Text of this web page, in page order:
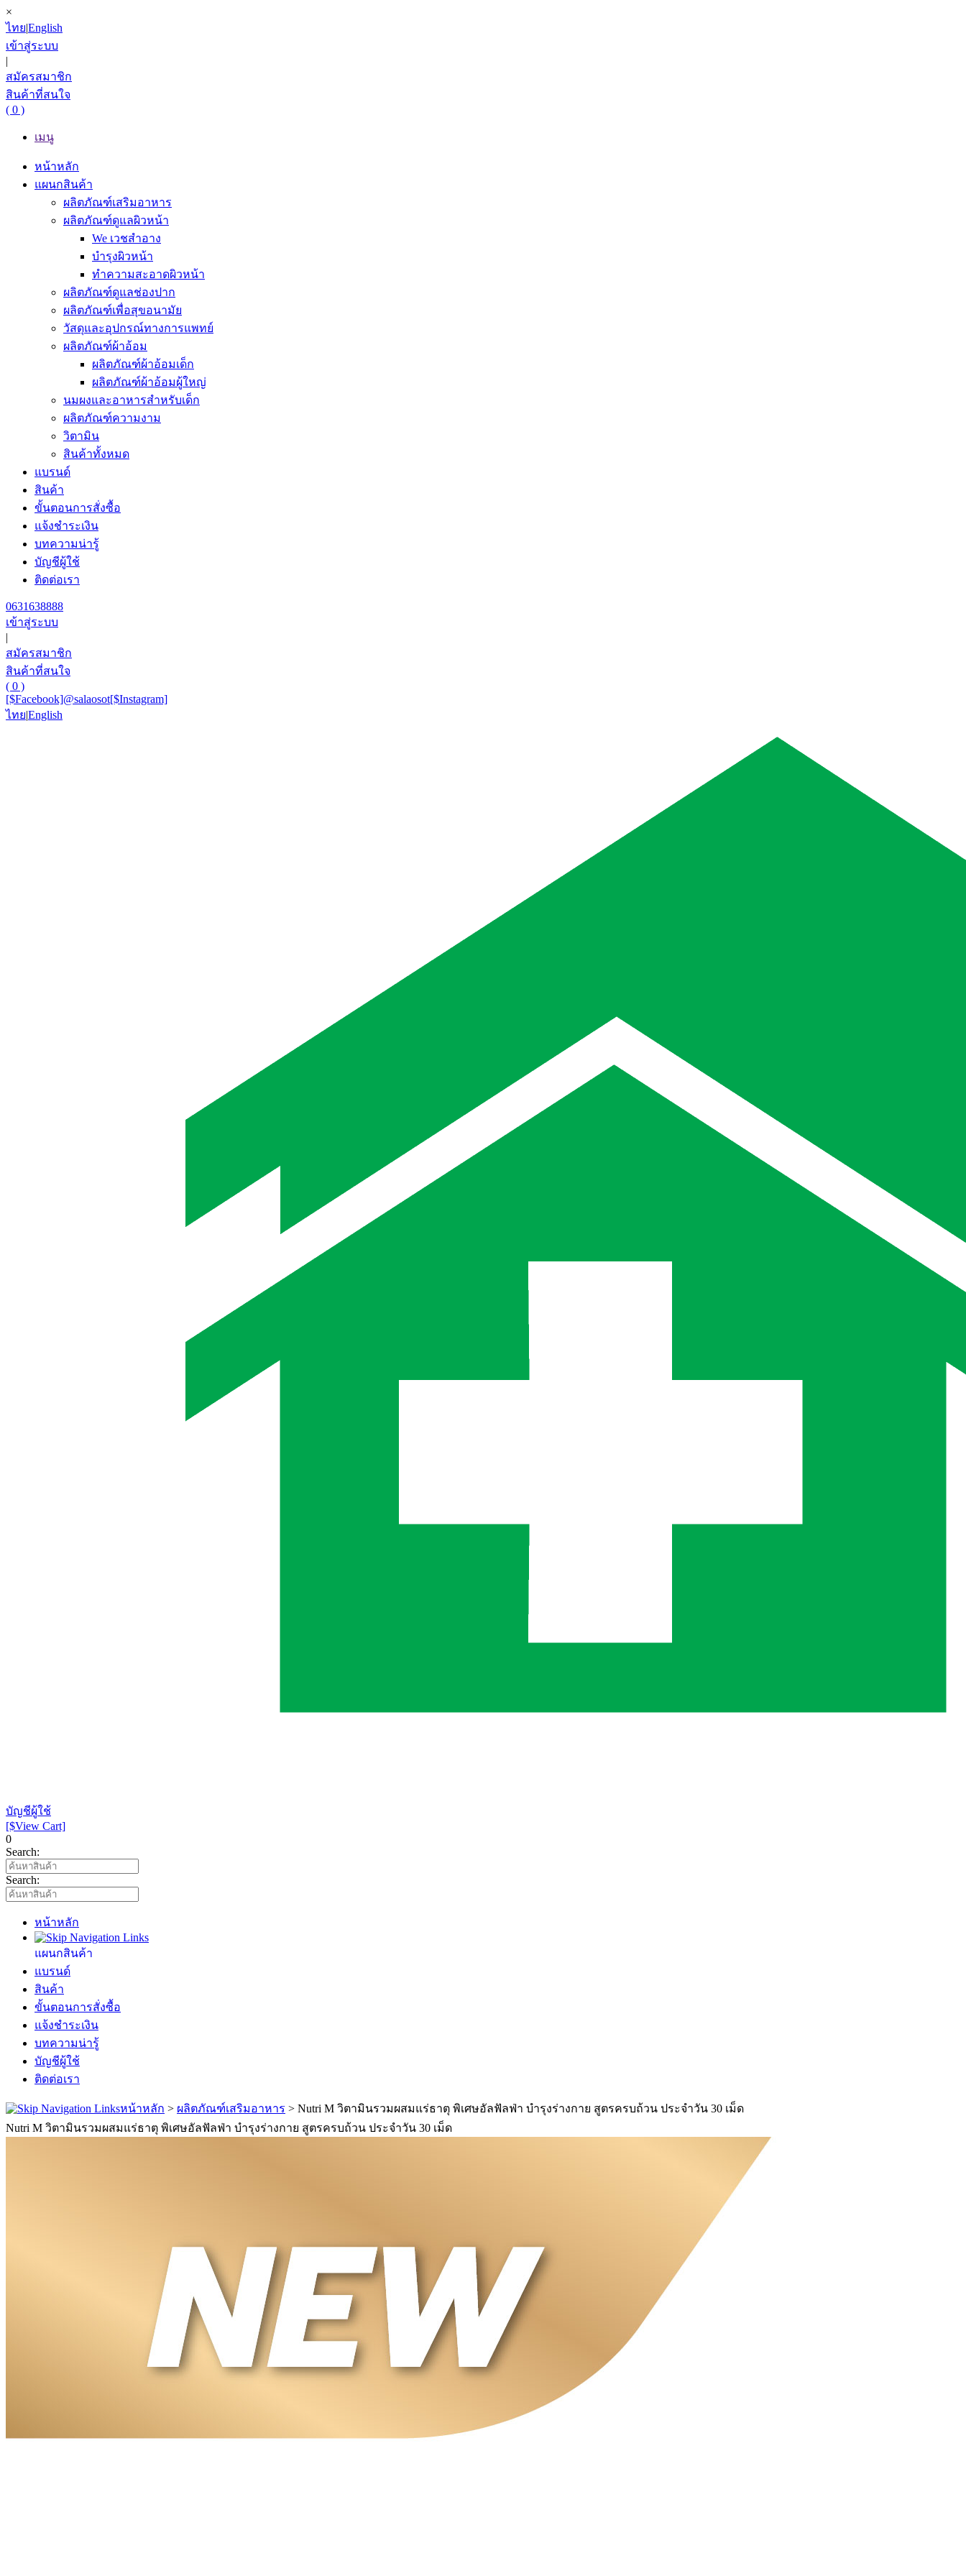
×
ไทย|English
เข้าสู่ระบบ
|
สมัครสมาชิก
สินค้าที่สนใจ
( 0 )
เมนู
หน้าหลัก
แผนกสินค้า
ผลิตภัณฑ์เสริมอาหาร
ผลิตภัณฑ์ดูแลผิวหน้า
We เวชสำอาง
บำรุงผิวหน้า
ทำความสะอาดผิวหน้า
ผลิตภัณฑ์ดูแลช่องปาก
ผลิตภัณฑ์เพื่อสุขอนามัย
วัสดุและอุปกรณ์ทางการแพทย์
ผลิตภัณฑ์ผ้าอ้อม
ผลิตภัณฑ์ผ้าอ้อมเด็ก
ผลิตภัณฑ์ผ้าอ้อมผู้ใหญ่
นมผงและอาหารสำหรับเด็ก
ผลิตภัณฑ์ความงาม
วิตามิน
สินค้าทั้งหมด
แบรนด์
สินค้า
ขั้นตอนการสั่งซื้อ
แจ้งชำระเงิน
บทความน่ารู้
บัญชีผู้ใช้
ติดต่อเรา
0631638888
เข้าสู่ระบบ
|
สมัครสมาชิก
สินค้าที่สนใจ
( 0 )
[$Facebook]@salaosot[$Instagram]
ไทย|English
บัญชีผู้ใช้
[$View Cart]
0
Search:
Search:
หน้าหลัก
แผนกสินค้า
แบรนด์
สินค้า
ขั้นตอนการสั่งซื้อ
แจ้งชำระเงิน
บทความน่ารู้
บัญชีผู้ใช้
ติดต่อเรา
หน้าหลัก > ผลิตภัณฑ์เสริมอาหาร > Nutri M วิตามินรวมผสมแร่ธาตุ พิเศษอัลฟัลฟ่า บำรุงร่างกาย สูตรครบถ้วน ประจำวัน 30 เม็ด
Nutri M วิตามินรวมผสมแร่ธาตุ พิเศษอัลฟัลฟ่า บำรุงร่างกาย สูตรครบถ้วน ประจำวัน 30 เม็ด